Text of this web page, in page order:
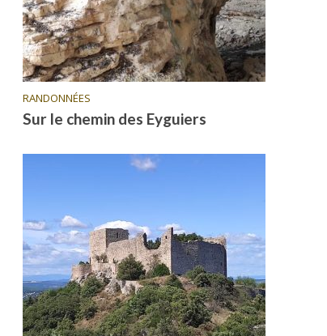
RANDONNÉES
Sur le chemin des Eyguiers